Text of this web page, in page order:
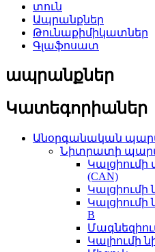
տուն
Ապրանքներ
Թունաքիմիկատներ
Գլաֆոսատ
ապրանքներ
Կատեգորիաներ
Անօրգանական
Նիտրատի
(CAN)
B
Կալիումի